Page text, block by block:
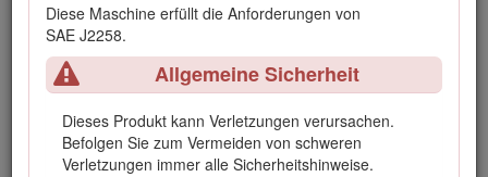
Diese Maschine erfüllt die Anforderungen von
SAE J2258.
Allgemeine Sicherheit
Dieses Produkt kann Verletzungen verursachen.
Befolgen Sie zum Vermeiden von schweren
Verletzungen immer alle Sicherheitshinweise.
Sprühen von Gras auf gepflegten Grünflächen in
Parkanlagen, Golfplätzen, Sportplätzen und öffentlichen
Anlagen gedacht.
Lesen Sie diese Informationen sorgfältig durch, um sich mit
dem ordnungsgemäßen Einsatz und der Wartung des
Geräts vertraut zu machen und Verletzungen und eine
Beschädigung des Geräts zu vermeiden. Sie tragen die